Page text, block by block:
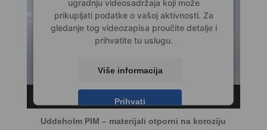
ugradnju videosadržaja koji može
prikupljati podatke o vašoj aktivnosti. Za
gledanje tog videozapisa proučite detalje i
prihvatite tu uslugu.
Više informacija
Prihvati
Uddeholm PIM – materijali otporni na koroziju